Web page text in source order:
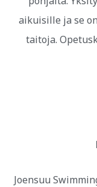
aikuisille ja se
taitoja.
Joensuu